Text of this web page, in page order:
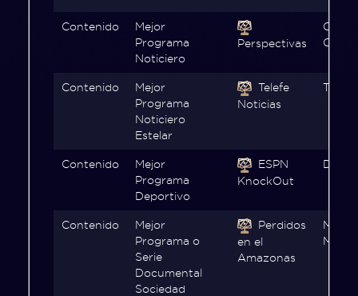
Contenido
Mejor
Programa
Noticiero
Perspectivas
CNN
CNN
Contenido
Mejor
Programa
Noticiero
Estelar
Telefe
Noticias
Telefe
Contenido
Mejor
Programa
Deportivo
ESPN
KnockOut
Contenido
Mejor
Programa o
Serie
Documental
Sociedad
Perdidos
en el
Amazonas
Max